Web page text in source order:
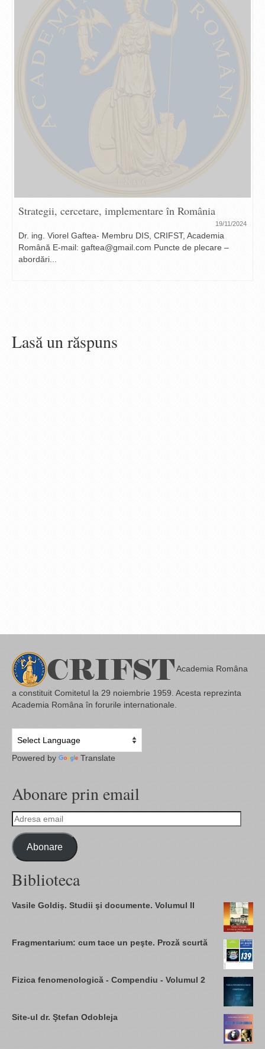
Strategii, cercetare, implementare în România
19/11/2024
Dr. ing. Viorel Gaftea- Membru DIS, CRIFST, Academia
Română E-mail: gaftea@gmail.com Puncte de plecare –
abordări...
Lasă un răspuns
Academia Româna
a constituit Comitetul la 29 noiembrie 1959. Acesta reprezinta
Academia Româna în forurile internationale.
Powered by Translate
Abonare prin email
Adresa
email
Abonare
Biblioteca
Vasile Goldiş. Studii şi documente. Volumul II
Fragmentarium: cum tace un peşte. Proză scurtă
Fizica fenomenologică - Compendiu - Volumul 2
Site-ul dr. Ştefan Odobleja